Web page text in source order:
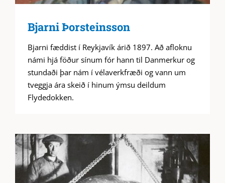
Bjarni Þorsteinsson
Bjarni fæddist í Reykjavík árið 1897. Að afloknu
námi hjá föður sínum fór hann til Danmerkur og
stundaði þar nám í vélaverkfræði og vann um
tveggja ára skeið í hinum ýmsu deildum
Flydedokken.